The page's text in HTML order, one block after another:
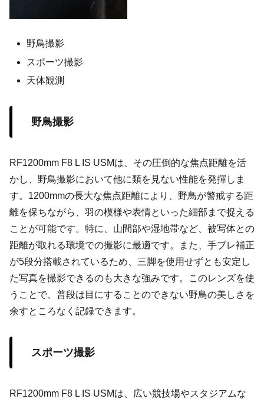
野鳥撮影
スポーツ撮影
天体観測
野鳥撮影
RF1200mm F8 L IS USMは、その圧倒的な焦点距離を活
かし、野鳥撮影において他に類を見ない性能を発揮しま
す。1200mmの長大な焦点距離により、野鳥が警戒する距
離を保ちながら、羽の模様や表情といった細部まで捉える
ことが可能です。特に、山間部や湿地帯など、被写体との
距離が取れる環境での撮影に最適です。また、手ブレ補正
が5段分搭載されているため、三脚を使用せずとも安定し
た写真を撮影できるのも大きな強みです。このレンズを使
うことで、普段は目にすることのできない野鳥の美しさを
余すところなく記録できます。
スポーツ撮影
RF1200mm F8 L IS USMは、広い競技場やスタジアムな